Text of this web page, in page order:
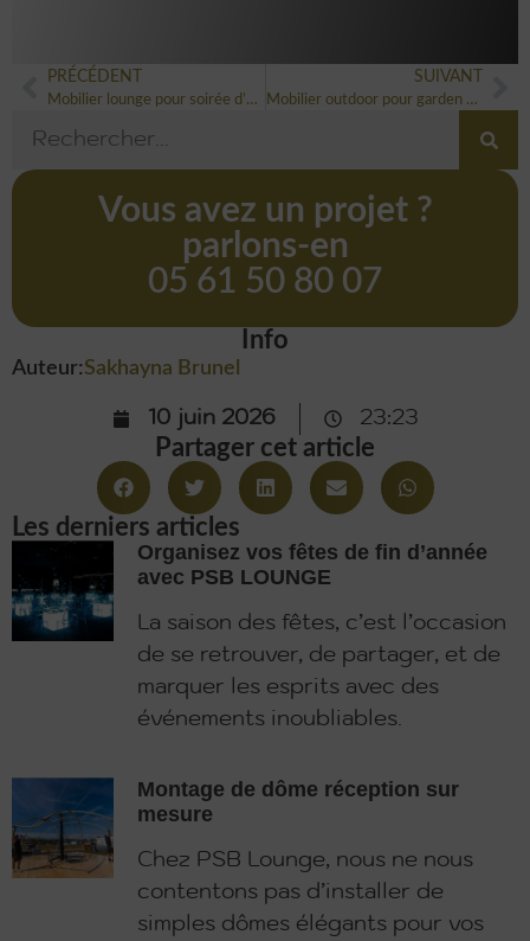
PRÉCÉDENT
Mobilier lounge pour soirée d’entreprise : créer un espace VIP
SUIVANT
Mobilier outdoor pour garden party : confort, élégance et météo maîtrisée
Vous avez un projet ?
parlons-en
05 61 50 80 07
Info
Auteur:Sakhayna Brunel
10 juin 2026 23:23
Partager cet article
Les derniers articles
Organisez vos fêtes de fin d’année
avec PSB LOUNGE
La saison des fêtes, c’est l’occasion
de se retrouver, de partager, et de
marquer les esprits avec des
événements inoubliables.
Montage de dôme réception sur
mesure
Chez PSB Lounge, nous ne nous
contentons pas d’installer de
simples dômes élégants pour vos